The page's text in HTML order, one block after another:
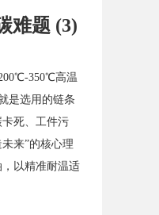
难题 (3)
350℃高温
是选用的链条
死、工件污
来”的核心理
，以精准耐温适